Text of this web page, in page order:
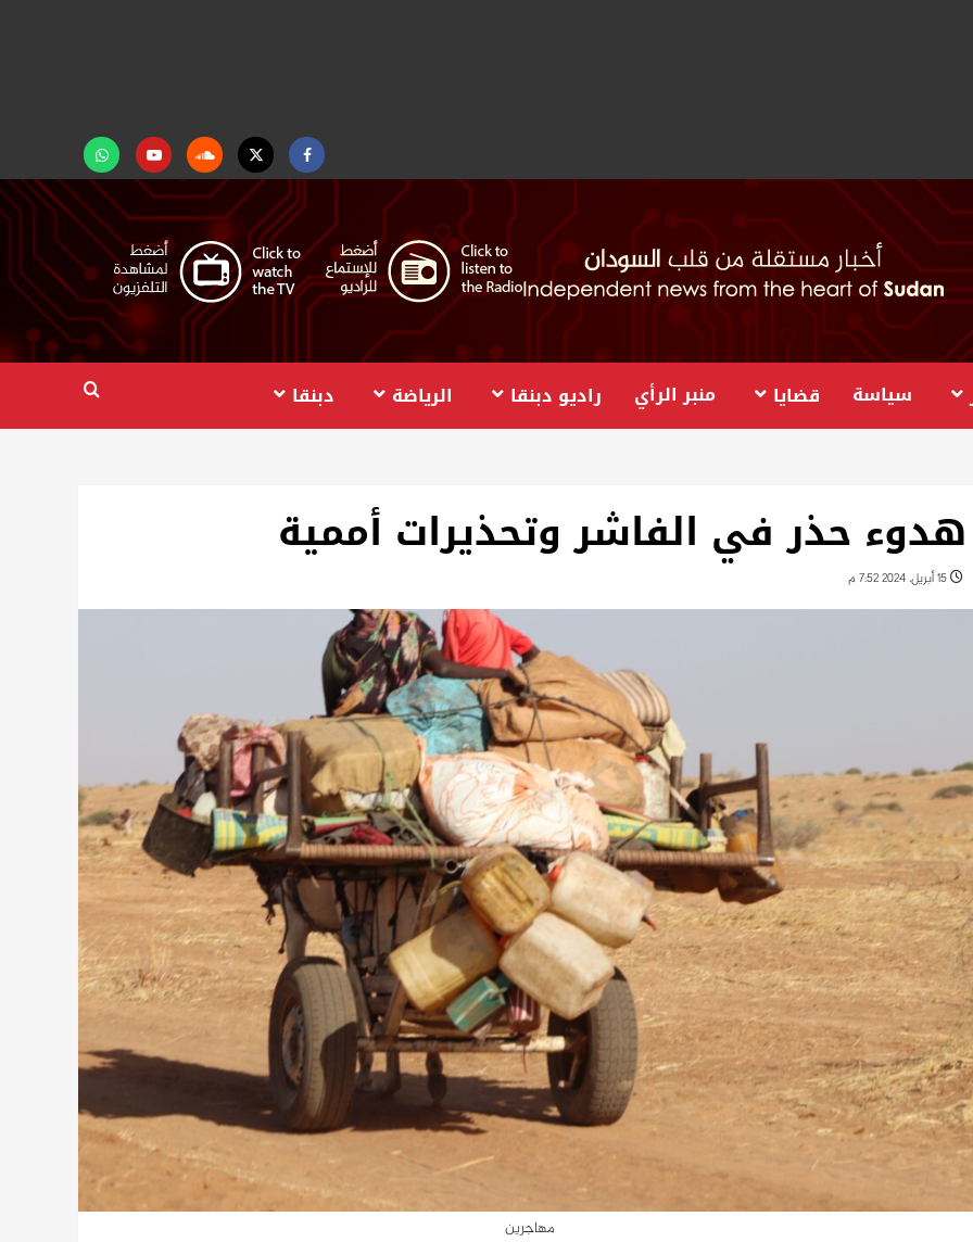
Facebook
Twitter
Soundcloud
Youtubeتابعنا
على
واتساب
سياسة قضايا منبر الرأي راديو دبنقا الرياضة دبنقا
هدوء حذر في الفاشر وتحذيرات أممية
15 أبريل، 2024 7:52 م
مهاجرين